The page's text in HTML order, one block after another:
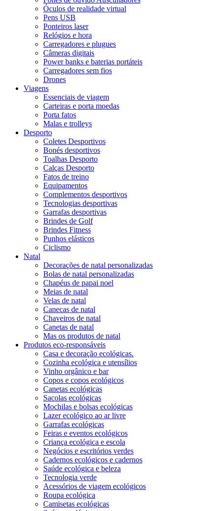
Óculos de realidade virtual
Pens USB
Ponteiros laser
Relógios e hora
Carregadores e plugues
Câmeras digitais
Power banks e baterias portáteis
Carregadores sem fios
Drones
Viagens
Essenciais de viagem
Carteiras e porta moedas
Porta fatos
Malas e trolleys
Desporto
Coletes Desportivos
Bonés desportivos
Toalhas Desporto
Calças Desporto
Fatos de treino
Equipamentos
Complementos desportivos
Tecnologias desportivas
Garrafas desportivas
Brindes de Golf
Brindes Fitness
Punhos elásticos
Ciclismo
Natal
Decorações de natal personalizadas
Bolas de natal personalizadas
Chapéus de papai noel
Meias de natal
Velas de natal
Canecas de natal
Chaveiros de natal
Canetas de natal
Mas os produtos de natal
Produtos eco-responsáveis
Casa e decoração ecológicas.
Cozinha ecológica e utensílios
Vinho orgânico e bar
Copos e copos ecológicos
Canetas ecológicas
Sacolas ecológicas
Mochilas e bolsas ecológicas
Lazer ecológico ao ar livre
Garrafas ecológicas
Feiras e eventos ecológicos
Criança ecológica e escola
Negócios e escritórios verdes
Cadernos ecológicos e cadernos
Saúde ecológica e beleza
Tecnologia verde
Acessórios de viagem ecológicos
Roupa ecológica
Camisetas ecológicas